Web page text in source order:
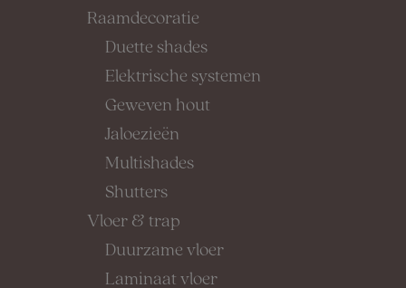
Raamdecoratie
Duette shades
Elektrische systemen
Geweven hout
Jaloezieën
Multishades
Shutters
Vloer & trap
Duurzame vloer
Laminaat vloer